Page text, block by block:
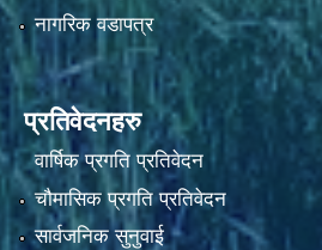
नागरिक वडापत्र
प्रतिवेदनहरु
वार्षिक प्रगति प्रतिवेदन
चौमासिक प्रगति प्रतिवेदन
सार्वजनिक सुनुवाई